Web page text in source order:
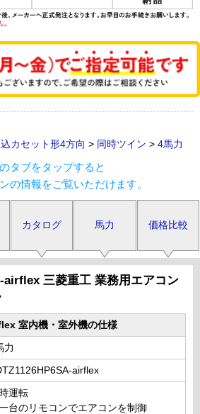
カセット形4方向 > 同時ツイン > 4馬力
タブをタップすると
の情報をご覧いただけます。
カタログ 馬力 価格比較
airflex 三菱重工 業務用エアコン
室内機・室外機の仕様
力
airflex
運転
台のリモコンでエアコンを制御